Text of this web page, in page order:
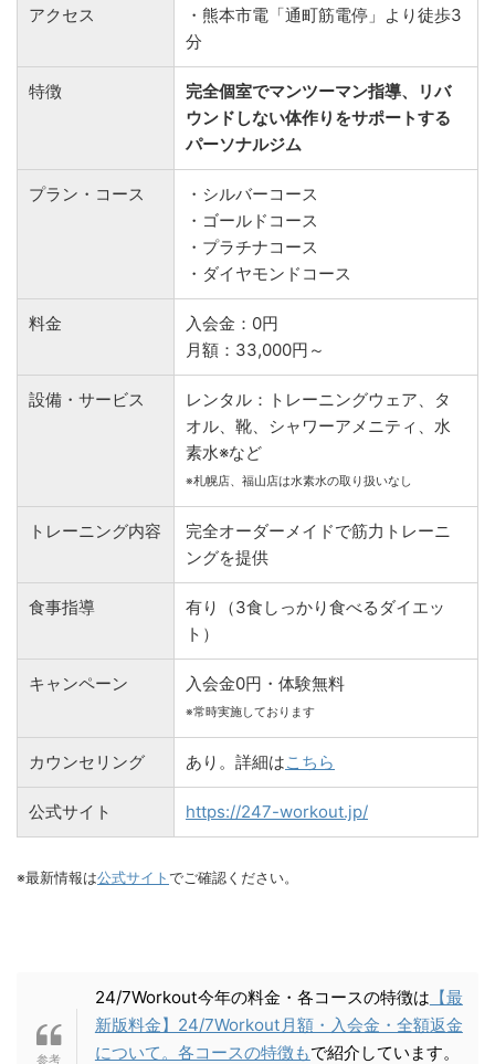
アクセス
・熊本市電「通町筋電停」より徒歩3
分
特徴
完全個室でマンツーマン指導、リバ
ウンドしない体作りをサポートする
パーソナルジム
プラン・コース
・シルバーコース
・ゴールドコース
・プラチナコース
・ダイヤモンドコース
料金
入会金：0円
月額：33,000円～
設備・サービス
レンタル：トレーニングウェア、タ
オル、靴、シャワーアメニティ、水
素水※など
※札幌店、福山店は水素水の取り扱いなし
トレーニング内容
完全オーダーメイドで筋力トレーニ
ングを提供
食事指導
有り（3食しっかり食べるダイエッ
ト）
キャンペーン 入会金0円・体験無料
※常時実施しております
カウンセリング あり。詳細はこちら
公式サイト https://247-workout.jp/
※最新情報は公式サイト でご確認ください。
24/7Workout今年の料金・各コースの特徴は 【最
新版料金】24/7Workout月額・入会金・全額返金
について。各コースの特徴もで紹介しています。